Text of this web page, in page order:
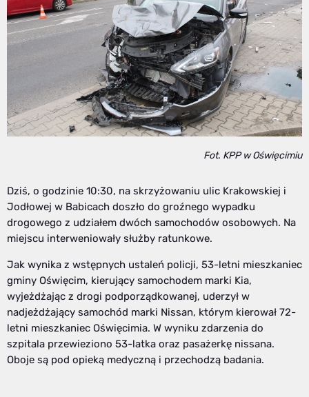
Fot. KPP w Oświęcimiu
Dziś, o godzinie 10:30, na skrzyżowaniu ulic Krakowskiej i
Jodłowej w Babicach doszło do groźnego wypadku
drogowego z udziałem dwóch samochodów osobowych. Na
miejscu interweniowały służby ratunkowe.
Jak wynika z wstępnych ustaleń policji, 53-letni mieszkaniec
gminy Oświęcim, kierujący samochodem marki Kia,
wyjeżdżając z drogi podporządkowanej, uderzył w
nadjeżdżający samochód marki Nissan, którym kierował 72-
letni mieszkaniec Oświęcimia. W wyniku zdarzenia do
szpitala przewieziono 53-latka oraz pasażerkę nissana.
Oboje są pod opieką medyczną i przechodzą badania.